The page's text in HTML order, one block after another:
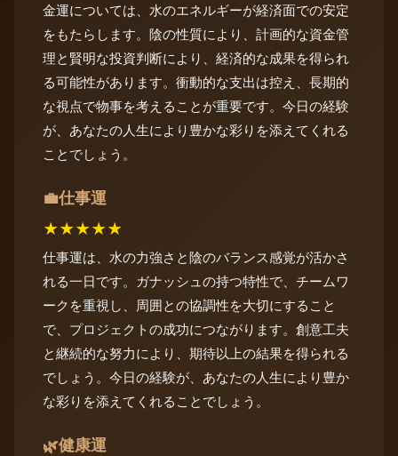
金運については、水のエネルギーが経済面での安定
をもたらします。陰の性質により、計画的な資金管
理と賢明な投資判断により、経済的な成果を得られ
る可能性があります。衝動的な支出は控え、長期的
な視点で物事を考えることが重要です。今日の経験
が、あなたの人生により豊かな彩りを添えてくれる
ことでしょう。
💼仕事運
★★★★★
仕事運は、水の力強さと陰のバランス感覚が活かさ
れる一日です。ガナッシュの持つ特性で、チームワ
ークを重視し、周囲との協調性を大切にすること
で、プロジェクトの成功につながります。創意工夫
と継続的な努力により、期待以上の結果を得られる
でしょう。今日の経験が、あなたの人生により豊か
な彩りを添えてくれることでしょう。
🌿健康運